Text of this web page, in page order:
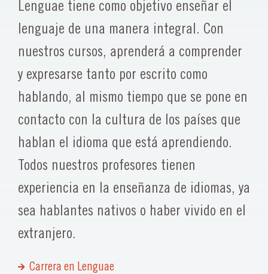
Lenguae tiene como objetivo enseñar el
lenguaje de una manera integral. Con
nuestros cursos, aprenderá a comprender
y expresarse tanto por escrito como
hablando, al mismo tiempo que se pone en
contacto con la cultura de los países que
hablan el idioma que está aprendiendo.
Todos nuestros profesores tienen
experiencia en la enseñanza de idiomas, ya
sea hablantes nativos o haber vivido en el
extranjero.
Carrera en Lenguae